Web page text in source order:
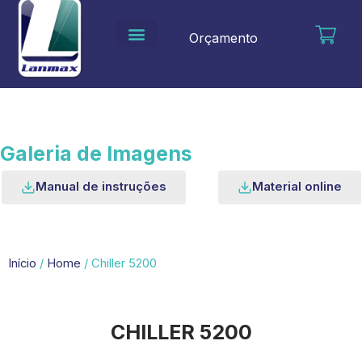
para
conteúdo
Orçamento
Galeria de Imagens
Manual de instruções Material online
Início / Home / Chiller 5200
CHILLER 5200